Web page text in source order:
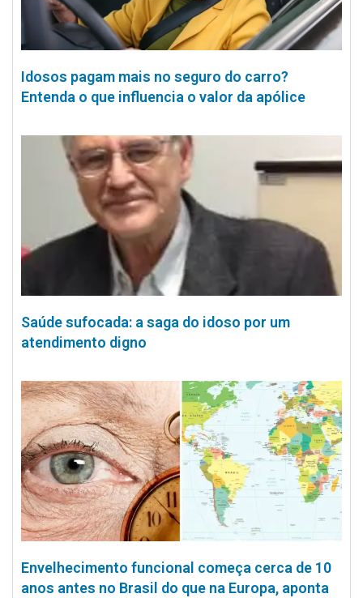
Idosos pagam mais no seguro do carro?
Entenda o que influencia o valor da apólice
Saúde sufocada: a saga do idoso por um
atendimento digno
Envelhecimento funcional começa cerca de 10
anos antes no Brasil do que na Europa, aponta